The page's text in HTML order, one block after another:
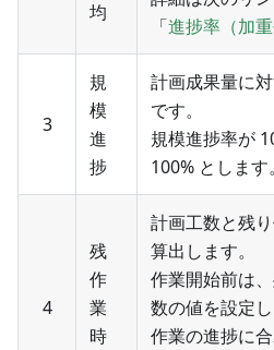
均
「進捗率（加
3
規
模
進
捗
計画成果量に
です。
規模進捗率が
100% とします。
4
残
作
業
時
計画工数と残
算出します。
作業開始前は
数の値を設定し
作業の進捗に